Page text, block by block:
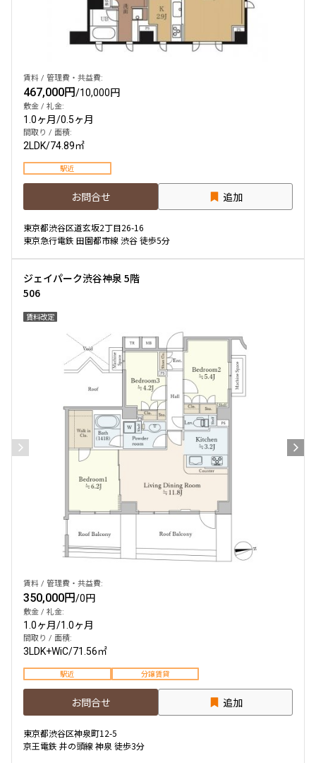
賃料 / 管理費・共益費:
467,000円/10,000円
敷金 / 礼金:
1.0ヶ月/0.5ヶ月
間取り / 面積:
2LDK/74.89㎡
駅近
お問合せ 追加
東京都渋谷区道玄坂2丁目26-16
東京急行電鉄 田園都市線 渋谷 徒歩5分
ジェイパーク渋谷神泉 5階
506
賃料改定
賃料 / 管理費・共益費:
350,000円/0円
敷金 / 礼金:
1.0ヶ月/1.0ヶ月
間取り / 面積:
3LDK+WiC/71.56㎡
駅近 分譲賃貸
お問合せ 追加
東京都渋谷区神泉町12-5
京王電鉄 井の頭線 神泉 徒歩3分